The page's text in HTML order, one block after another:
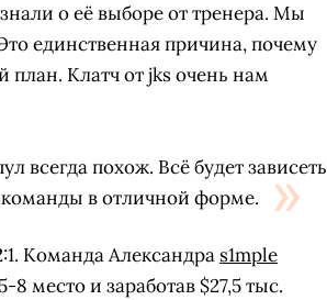
о её выборе от тренера. Мы
единственная причина, почему
план. Клатч от jks очень нам
всегда похож. Всё будет зависеть
в отличной форме.
Команда Александра s1mple
место и заработав $27,5 тыс.
СКАЧАТЬ НА
ANDROID